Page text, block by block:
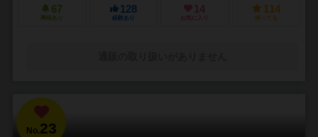
67
興味あり
128
経験あり
14
お気に入り
114
持ってる
No.23